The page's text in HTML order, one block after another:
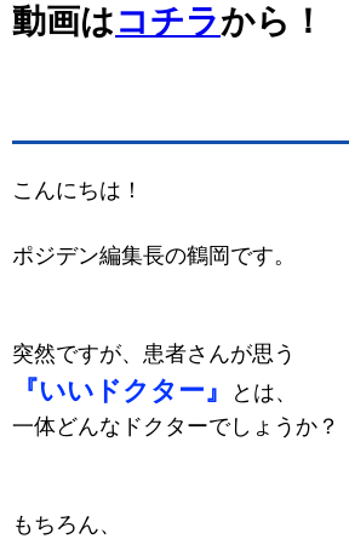
動画はコチラから！
こんにちは！
ポジデン編集長の鶴岡です。
突然ですが、患者さんが思う
『いいドクター』
とは、
一体どんなドクターでしょうか？
もちろん、